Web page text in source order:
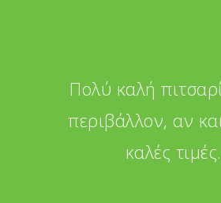
Πολύ καλή
περιβάλλον, αν
καλές